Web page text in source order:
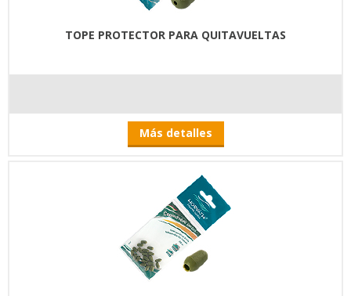
TOPE PROTECTOR PARA QUITAVUELTAS
Más detalles